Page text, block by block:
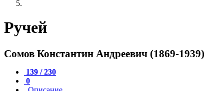
Ручей
Сомов Константин Андреевич (1869-1939)
139 / 230
0